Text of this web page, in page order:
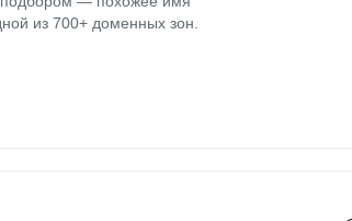
из 700+ доменных зон.